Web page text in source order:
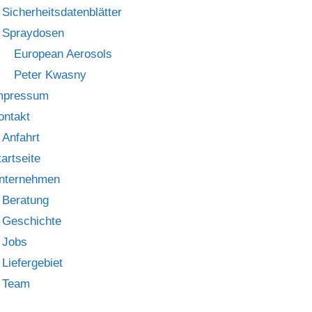
Sicherheitsdatenblätter
Spraydosen
European Aerosols
Peter Kwasny
Anfahrt
Beratung
Geschichte
Jobs
Liefergebiet
Team